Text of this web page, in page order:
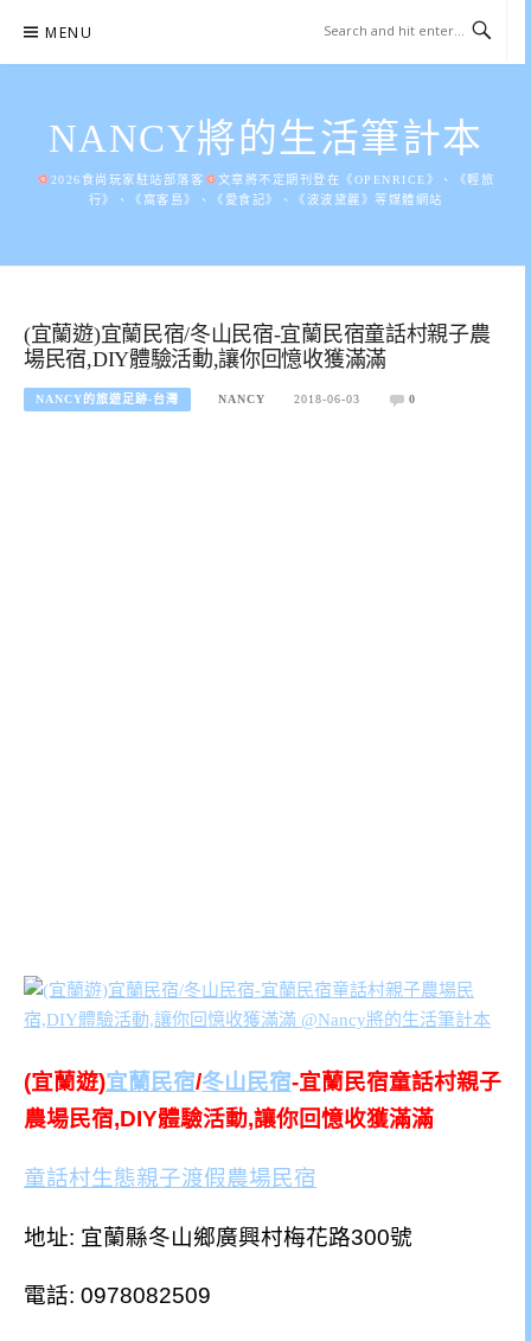
content
MENU
NANCY將的生活筆計本
2026食尚玩家駐站部落客
文章將不定期刊登在《OPENRICE》、《輕旅
行》、《窩客島》、《愛食記》、《波波黛麗》等媒體網站
(宜蘭遊)宜蘭民宿/冬山民宿-宜蘭民宿童話村親子農
場民宿,DIY體驗活動,讓你回憶收獲滿滿
NANCY的旅遊足跡-台灣 NANCY 2018-06-03 0
(宜蘭遊)宜蘭民宿/冬山民宿-宜蘭民宿童話村親子
農場民宿,DIY體驗活動,讓你回憶收獲滿滿
童話村生態親子渡假農場民宿
地址: 宜蘭縣冬山鄉廣興村梅花路300號
電話: 0978082509